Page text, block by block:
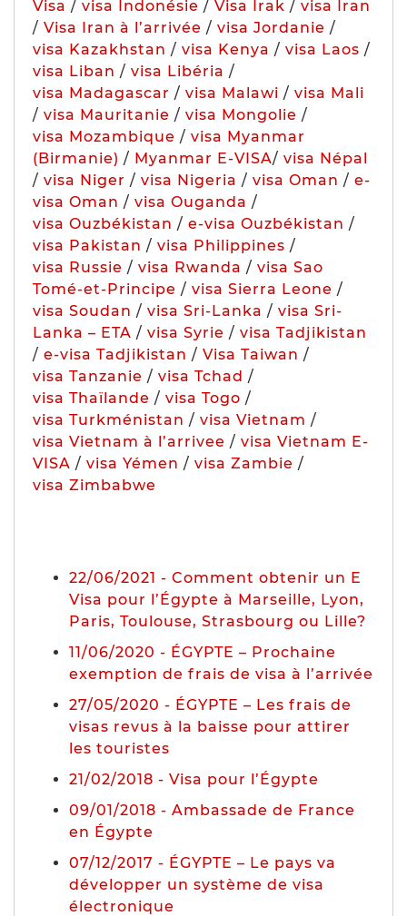
Visa / visa Indonésie / Visa Irak / visa Iran
/ Visa Iran à l’arrivée / visa Jordanie /
visa Kazakhstan / visa Kenya / visa Laos /
visa Liban / visa Libéria /
visa Madagascar / visa Malawi / visa Mali
/ visa Mauritanie / visa Mongolie /
visa Mozambique / visa Myanmar
(Birmanie) / Myanmar E-VISA/ visa Népal
/ visa Niger / visa Nigeria / visa Oman / e-
visa Oman / visa Ouganda /
visa Ouzbékistan / e-visa Ouzbékistan /
visa Pakistan / visa Philippines /
visa Russie / visa Rwanda / visa Sao
Tomé-et-Principe / visa Sierra Leone /
visa Soudan / visa Sri-Lanka / visa Sri-
Lanka – ETA / visa Syrie / visa Tadjikistan
/ e-visa Tadjikistan / Visa Taiwan /
visa Tanzanie / visa Tchad /
visa Thaïlande / visa Togo /
visa Turkménistan / visa Vietnam /
visa Vietnam à l’arrivee / visa Vietnam E-
VISA / visa Yémen / visa Zambie /
visa Zimbabwe
22/06/2021 - Comment obtenir un E
Visa pour l’Égypte à Marseille, Lyon,
Paris, Toulouse, Strasbourg ou Lille?
11/06/2020 - ÉGYPTE – Prochaine
exemption de frais de visa à l’arrivée
27/05/2020 - ÉGYPTE – Les frais de
visas revus à la baisse pour attirer
les touristes
21/02/2018 - Visa pour l’Égypte
09/01/2018 - Ambassade de France
en Égypte
07/12/2017 - ÉGYPTE – Le pays va
développer un système de visa
électronique